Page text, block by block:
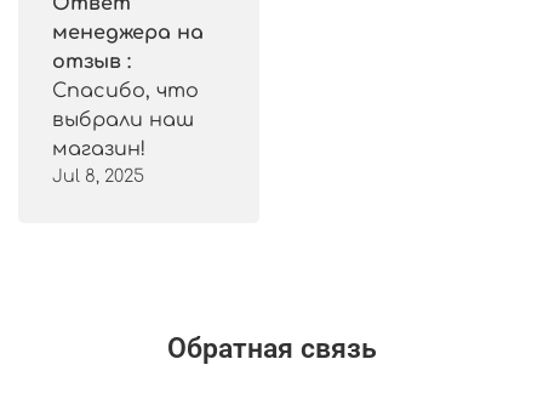
менеджера на
отзыв :
Спасибо, что
выбрали наш
магазин!
Jul 8, 2025
Обратная связь